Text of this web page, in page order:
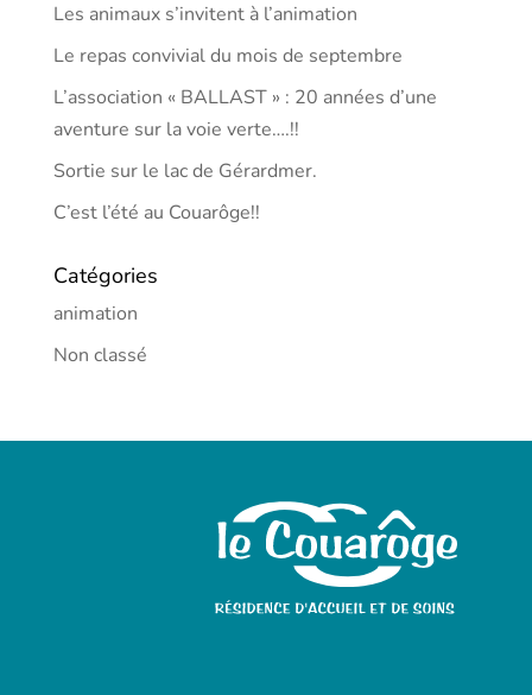
Les animaux s’invitent à l’animation
Le repas convivial du mois de septembre
L’association « BALLAST » : 20 années d’une
aventure sur la voie verte….!!
Sortie sur le lac de Gérardmer.
C’est l’été au Couarôge!!
Catégories
animation
Non classé